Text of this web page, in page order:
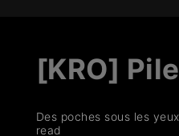
[KRO]
Des poches sous les yeux
read